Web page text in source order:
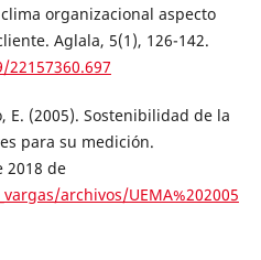
clima organizacional aspecto
Aglala, 5(1), 126-142.
E. (2005). Sostenibilidad de la
para su medición.
2018 de
archivos/UEMA%202005